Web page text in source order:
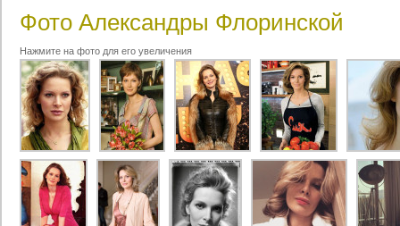
Фото Александры Флоринской
Нажмите на фото для его увеличения